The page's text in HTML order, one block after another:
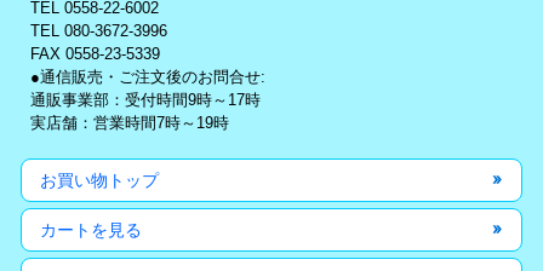
TEL 0558-22-6002
TEL 080-3672-3996
FAX 0558-23-5339
●通信販売・ご注文後のお問合せ:
通販事業部：受付時間9時～17時
実店舗：営業時間7時～19時
お買い物トップ
カートを見る